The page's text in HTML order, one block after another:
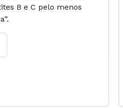
B e C pelo menos